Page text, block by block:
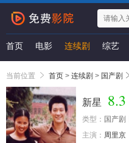
首页 电影 连续剧 综艺
当前位置 首页 > 连续剧 > 国产剧
新星 8.3
类型： 国产剧
主演： 周里京